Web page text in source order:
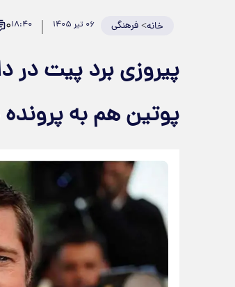
خانه>فرهنگی ۰۶ تیر ۱۴۰۵ ۱۸:۴۰۰
پیروزی برد پیت در
پوتین هم به